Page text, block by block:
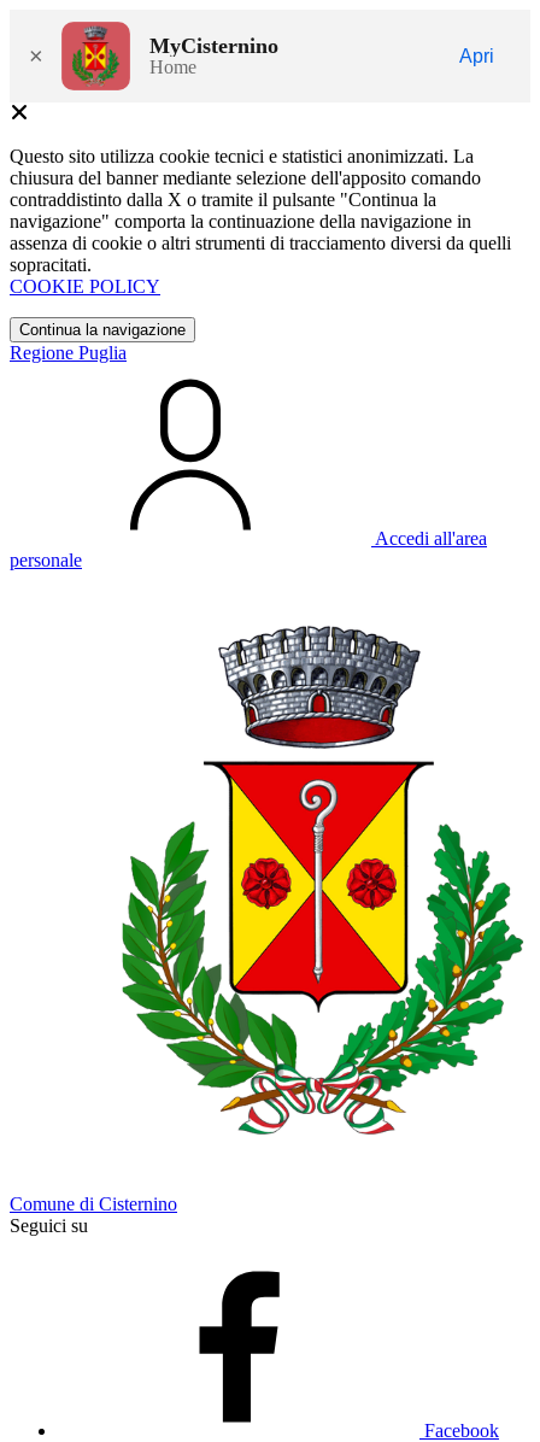
× MyCisternino
Home
Apri
Questo sito utilizza cookie tecnici e statistici anonimizzati. La
chiusura del banner mediante selezione dell'apposito comando
contraddistinto dalla X o tramite il pulsante "Continua la
navigazione" comporta la continuazione della navigazione in
assenza di cookie o altri strumenti di tracciamento diversi da quelli
sopracitati.
COOKIE POLICY
Continua la navigazione
Regione Puglia
Accedi all'area
personale
Comune di Cisternino
Seguici su
Facebook